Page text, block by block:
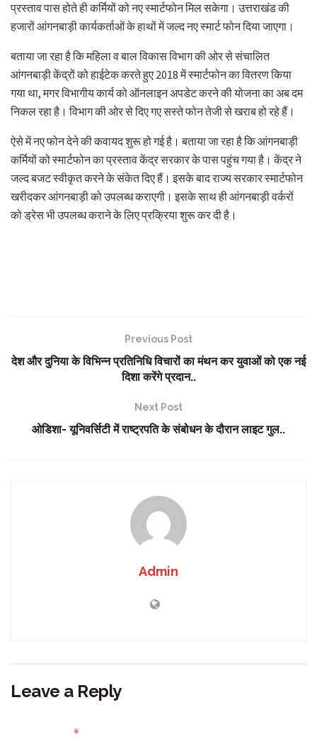
प्रस्ताव पास होते ही कर्मियों को नए स्मार्टफोन मिल सकेगा। उत्तराखंड की
हजारों आंगनबाड़ी कार्यकर्ताओं के हाथों में जल्द नए स्मार्ट फोन दिया जाएगा।
बताया जा रहा है कि महिला व बाल विकास विभाग की ओर से संचालित
आंगनबाड़ी केंद्रों को हाईटेक करते हुए 2018 में स्मार्टफोन का वितरण किया
गया था, मगर विभागीय कार्य को ऑनलाइन अपडेट करने की योजना का अब दम
निकल रहा है। विभाग की ओर से दिए गए सस्ते फोन तेजी से खराब हो रहे हैं।
ऐसे में नए फोन देने की कवायद शुरू हो गई है। बताया जा रहा है कि आंगनबाड़ी
कर्मियों को स्मार्टफोन का प्रस्ताव केंद्र सरकार के पास पहुंच गया है। केंद्र ने
जल्द बजट स्वीकृत करने के संकेत दिए हैं। इसके बाद राज्य सरकार स्मार्टफोन
खरीदकर आंगनबाड़ी को उपलब्ध कराएगी। इसके साथ ही आंगनबाड़ी वर्करों
को ड्रेस भी उपलब्ध कराने के लिए प्रक्रिया शुरू कर दी है।
Previous Post
देश और दुनिया के विभिन्न प्रतिनिधि विचारों का मंथन कर युवाओं को एक नई
दिशा करेंगे प्रदान..
Next Post
ओडिशा- यूनिवर्सिटी में राष्ट्रपति के संबोधन के दौरान लाइट गुल..
Admin
Leave a Reply
*